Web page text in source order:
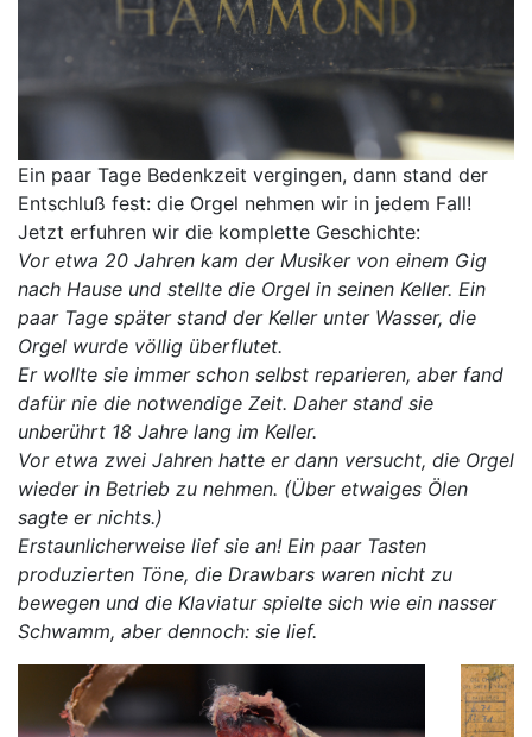
Ein paar Tage Bedenkzeit vergingen, dann stand der
Entschluß fest: die Orgel nehmen wir in jedem Fall!
Jetzt erfuhren wir die komplette Geschichte:
Vor etwa 20 Jahren kam der Musiker von einem Gig
nach Hause und stellte die Orgel in seinen Keller. Ein
paar Tage später stand der Keller unter Wasser, die
Orgel wurde völlig überflutet.
Er wollte sie immer schon selbst reparieren, aber fand
dafür nie die notwendige Zeit. Daher stand sie
unberührt 18 Jahre lang im Keller.
Vor etwa zwei Jahren hatte er dann versucht, die Orgel
wieder in Betrieb zu nehmen. (Über etwaiges Ölen
sagte er nichts.)
Erstaunlicherweise lief sie an! Ein paar Tasten
produzierten Töne, die Drawbars waren nicht zu
bewegen und die Klaviatur spielte sich wie ein nasser
Schwamm, aber dennoch: sie lief.